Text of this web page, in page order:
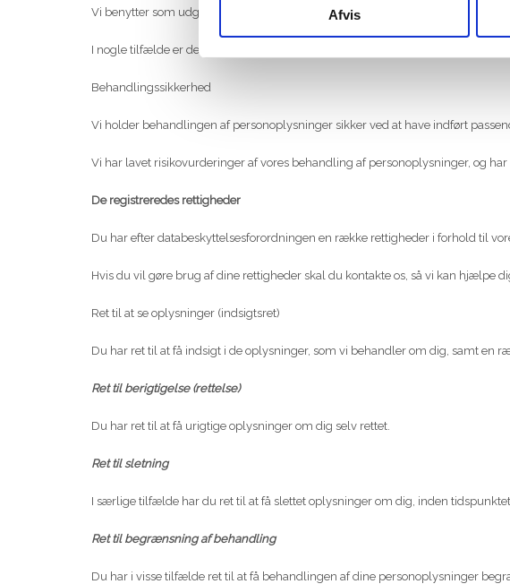
Afvis
Vi benytter som udgangspunkt databehandlere i EU/EØS, eller som
I nogle tilfælde er dette ikke muligt, og her kan der benyttes databehandlere
Behandlingssikkerhed
Vi holder behandlingen af personoplysninger sikker ved at have indført
Vi har lavet risikovurderinger af vores behandling af personoplysninger, og
De registreredes rettigheder
Du har efter databeskyttelsesforordningen en række rettigheder i forhold til
Hvis du vil gøre brug af dine rettigheder skal du kontakte os, så vi kan hjælpe
Ret til at se oplysninger (indsigtsret)
Du har ret til at få indsigt i de oplysninger, som vi behandler om dig, samt en
Ret til berigtigelse (rettelse)
Du har ret til at få urigtige oplysninger om dig selv rettet.
Ret til sletning
I særlige tilfælde har du ret til at få slettet oplysninger om dig, inden
Ret til begrænsning af behandling
Du har i visse tilfælde ret til at få behandlingen af dine personoplysninger